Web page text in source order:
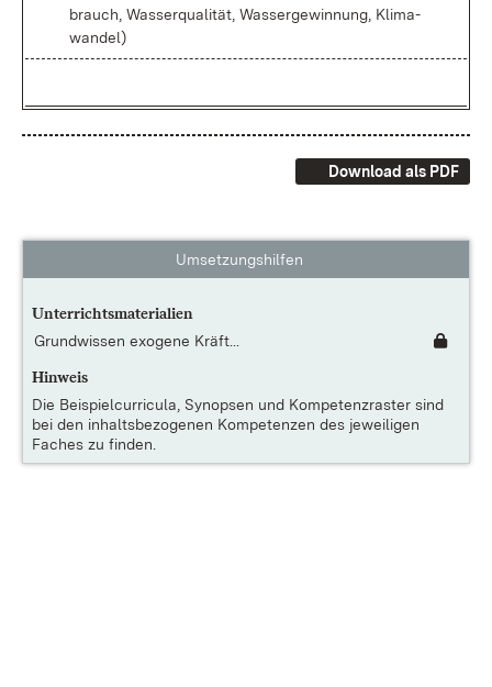
brauch, Was­ser­qua­li­tät, Was­ser­ge­win­nung, Kli­ma­
wan­del)
Download als PDF
Umsetzungshilfen
Unterrichtsmaterialien
Grundwissen exogene Kräft...
Hinweis
Die Beispielcurricula, Synopsen und Kompetenzraster sind
bei den inhaltsbezogenen Kompetenzen des jeweiligen
Faches zu finden.